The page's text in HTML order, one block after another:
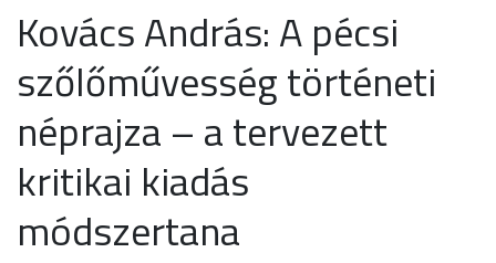
Kovács András: A pécsi
szőlőművesség történeti
néprajza – a tervezett
kritikai kiadás
módszertana